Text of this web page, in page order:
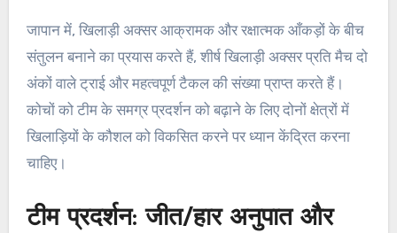
जापान में, खिलाड़ी अक्सर आक्रामक और रक्षात्मक आँकड़ों के बीच
संतुलन बनाने का प्रयास करते हैं, शीर्ष खिलाड़ी अक्सर प्रति मैच दो
अंकों वाले ट्राई और महत्वपूर्ण टैकल की संख्या प्राप्त करते हैं।
कोचों को टीम के समग्र प्रदर्शन को बढ़ाने के लिए दोनों क्षेत्रों में
खिलाड़ियों के कौशल को विकसित करने पर ध्यान केंद्रित करना
चाहिए।
टीम प्रदर्शन: जीत/हार अनुपात और